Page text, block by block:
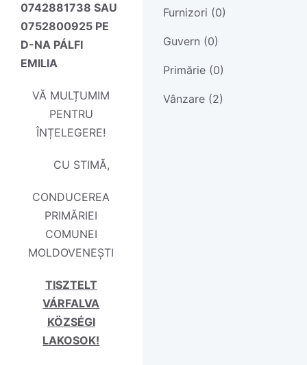
0742881738 SAU
0752800925 PE
D-NA PÁLFI
EMILIA
VĂ MULȚUMIM
PENTRU
ÎNȚELEGERE!
CU STIMĂ,
CONDUCEREA
PRIMĂRIEI
COMUNEI
MOLDOVENEȘTI
TISZTELT
VÁRFALVA
KÖZSÉGI
LAKOSOK!
Furnizori (0)
Guvern (0)
Primărie (0)
Vânzare (2)